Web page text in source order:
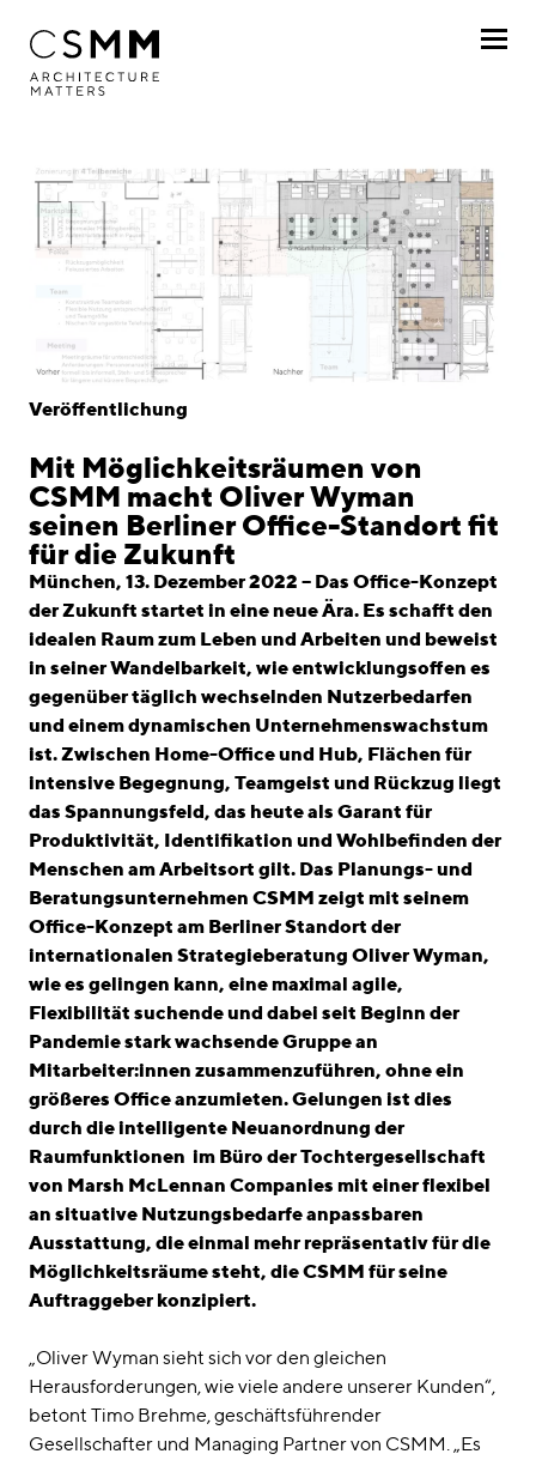
Leistungen
Projekte
Journal
Awards
Standorte
linkedininstagram
English
Impressum
Datenschutz
Veröffentlichung
Mit Möglichkeitsräumen von
CSMM macht Oliver Wyman
seinen Berliner Office-Standort fit
für die Zukunft
München, 13. Dezember 2022 – Das Office-Konzept
der Zukunft startet in eine neue Ära. Es schafft den
idealen Raum zum Leben und Arbeiten und beweist
in seiner Wandelbarkeit, wie entwicklungsoffen es
gegenüber täglich wechselnden Nutzerbedarfen
und einem dynamischen Unternehmenswachstum
ist. Zwischen Home-Office und Hub, Flächen für
intensive Begegnung, Teamgeist und Rückzug liegt
das Spannungsfeld, das heute als Garant für
Produktivität, Identifikation und Wohlbefinden der
Menschen am Arbeitsort gilt. Das Planungs- und
Beratungsunternehmen CSMM zeigt mit seinem
Office-Konzept am Berliner Standort der
internationalen Strategieberatung Oliver Wyman,
wie es gelingen kann, eine maximal agile,
Flexibilität suchende und dabei seit Beginn der
Pandemie stark wachsende Gruppe an
Mitarbeiter:innen zusammenzuführen, ohne ein
größeres Office anzumieten. Gelungen ist dies
durch die intelligente Neuanordnung der
Raumfunktionen im Büro der Tochtergesellschaft
von Marsh McLennan Companies mit einer flexibel
an situative Nutzungsbedarfe anpassbaren
Ausstattung, die einmal mehr repräsentativ für die
Möglichkeitsräume steht, die CSMM für seine
Auftraggeber konzipiert.
„Oliver Wyman sieht sich vor den gleichen
Herausforderungen, wie viele andere unserer Kunden“,
betont Timo Brehme, geschäftsführender
Gesellschafter und Managing Partner von CSMM. „Es